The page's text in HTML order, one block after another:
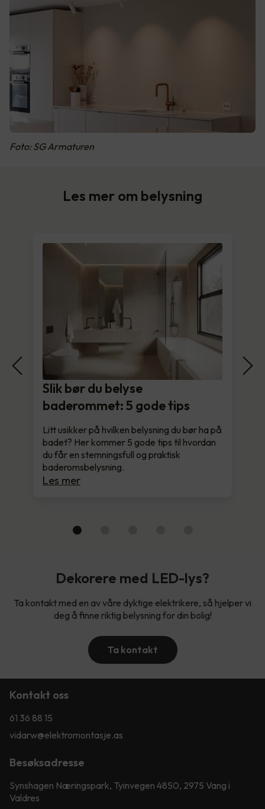
Foto: SG Armaturen
Les mer om belysning
Slik bør du belyse
baderommet: 5 gode tips
Litt usikker på hvilken belysning du bør ha på
badet? Her kommer 5 gode tips til hvordan
du får en stemningsfull og praktisk
baderomsbelysning.
Les mer
Dekorere med LED-lys?
Ta kontakt med en av våre dyktige elektrikere, så hjelper vi
deg å finne riktig belysning for din bolig!
Ta kontakt
Kontakt oss
61 36 88 15
vidarw@elektromontasje.as
Besøksadresse
Synshagen Næringspark, Tyinvegen 4850, 2975 Vang i
Valdres